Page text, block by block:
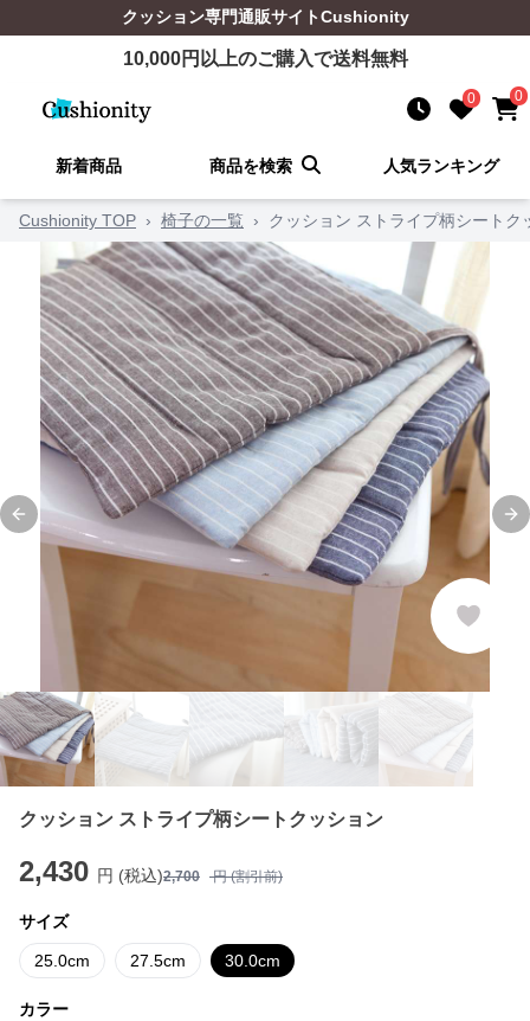
クッション専門通販サイトCushionity
10,000円以上のご購入で送料無料
0 0
新着商品 商品を検索 人気ランキング
Cushionity TOP › 椅子の一覧 › クッション ストライプ柄シートク
Previous slide
クッション ストライプ柄シートクッション
2,430 円 (税込)2,700 円 (割引前)
サイズ
25.0cm 27.5cm 30.0cm
カラー